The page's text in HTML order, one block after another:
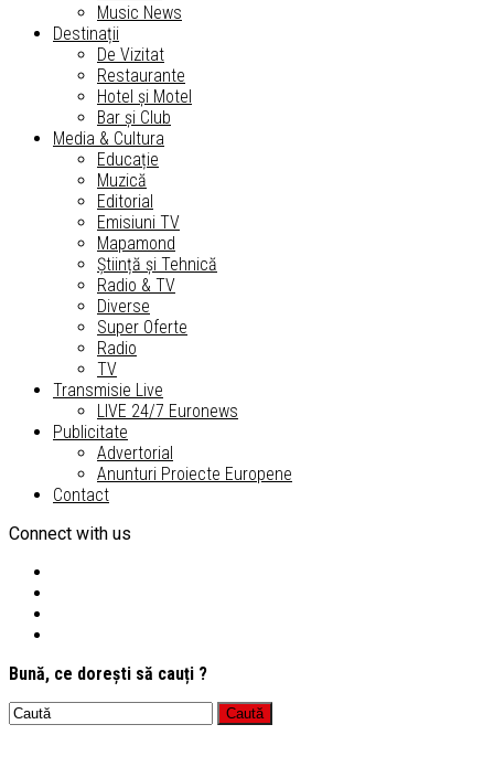
Music News
Destinații
De Vizitat
Restaurante
Hotel și Motel
Bar și Club
Media & Cultura
Educație
Muzică
Editorial
Emisiuni TV
Mapamond
Știință și Tehnică
Radio & TV
Diverse
Super Oferte
Radio
TV
Transmisie Live
LIVE 24/7 Euronews
Publicitate
Advertorial
Anunturi Proiecte Europene
Contact
Connect with us
Bună, ce dorești să cauți ?